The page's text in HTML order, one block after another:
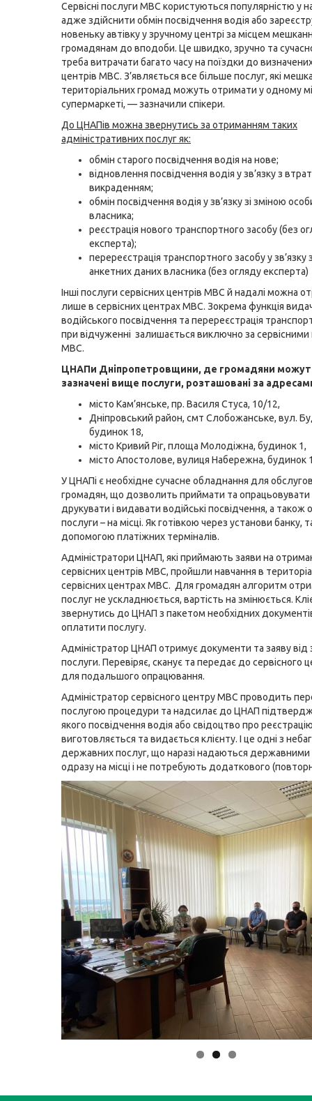
Сервісні послуги МВС користуються популярністю у
адже здійснити обмін посвідчення водія або
новеньку автівку у зручному центрі за місцем
громадянам до вподоби. Це швидко, зручно та
треба витрачати багато часу на поїздки до
центрів МВС. З’являється все більше послуг, які
територіальних громад можуть отримати у одному
супермаркеті, — зазначили спікери.
До ЦНАПів можна звернутись за отриманням таких
адміністративних послуг як:
обмін старого посвідчення водія на нове;
відновлення посвідчення водія у зв’язку з
викраденням;
обмін посвідчення водія у зв’язку зі зміною
власника;
реєстрація нового транспортного засобу (без
експерта);
перереєстрація транспортного засобу у зв’язку
анкетних даних власника (без огляду експерта)
Інші послуги сервісних центрів МВС й надалі можна
лише в сервісних центрах МВС. Зокрема функція
водійського посвідчення та перереєстрація
при відчуженні залишається виключно за
МВС.
ЦНАПи Дніпропетровщини, де громадяни
зазначені вище послуги, розташовані за
місто Кам’янське, пр. Василя Стуса, 10/12,
Дніпровський район, смт Слобожанське, вул.
будинок 18,
місто Кривий Ріг, площа Молодіжна, будинок 1,
місто Апостолове, вулиця Набережна, будинок
У ЦНАПі є необхідне сучасне обладнання для
громадян, що дозволить приймати та
друкувати і видавати водійські посвідчення, а також
послуги – на місці. Як готівкою через установи банку,
допомогою платіжних терміналів.
Адміністратори ЦНАП, які приймають заяви на
сервісних центрів МВС, пройшли навчання в
сервісних центрах МВС. Для громадян алгоритм
послуг не ускладнюється, вартість на змінюється.
звернутись до ЦНАП з пакетом необхідних
оплатити послугу.
Адміністратор ЦНАП отримує документи та заяву від
послуги. Перевіряє, сканує та передає до сервісного
для подальшого опрацювання.
Адміністратор сервісного центру МВС проводить
послугою процедури та надсилає до ЦНАП
якого посвідчення водія або свідоцтво про
виготовляється та видається клієнту. І це одні з
державних послуг, що наразі надаються державними
одразу на місці і не потребують додаткового